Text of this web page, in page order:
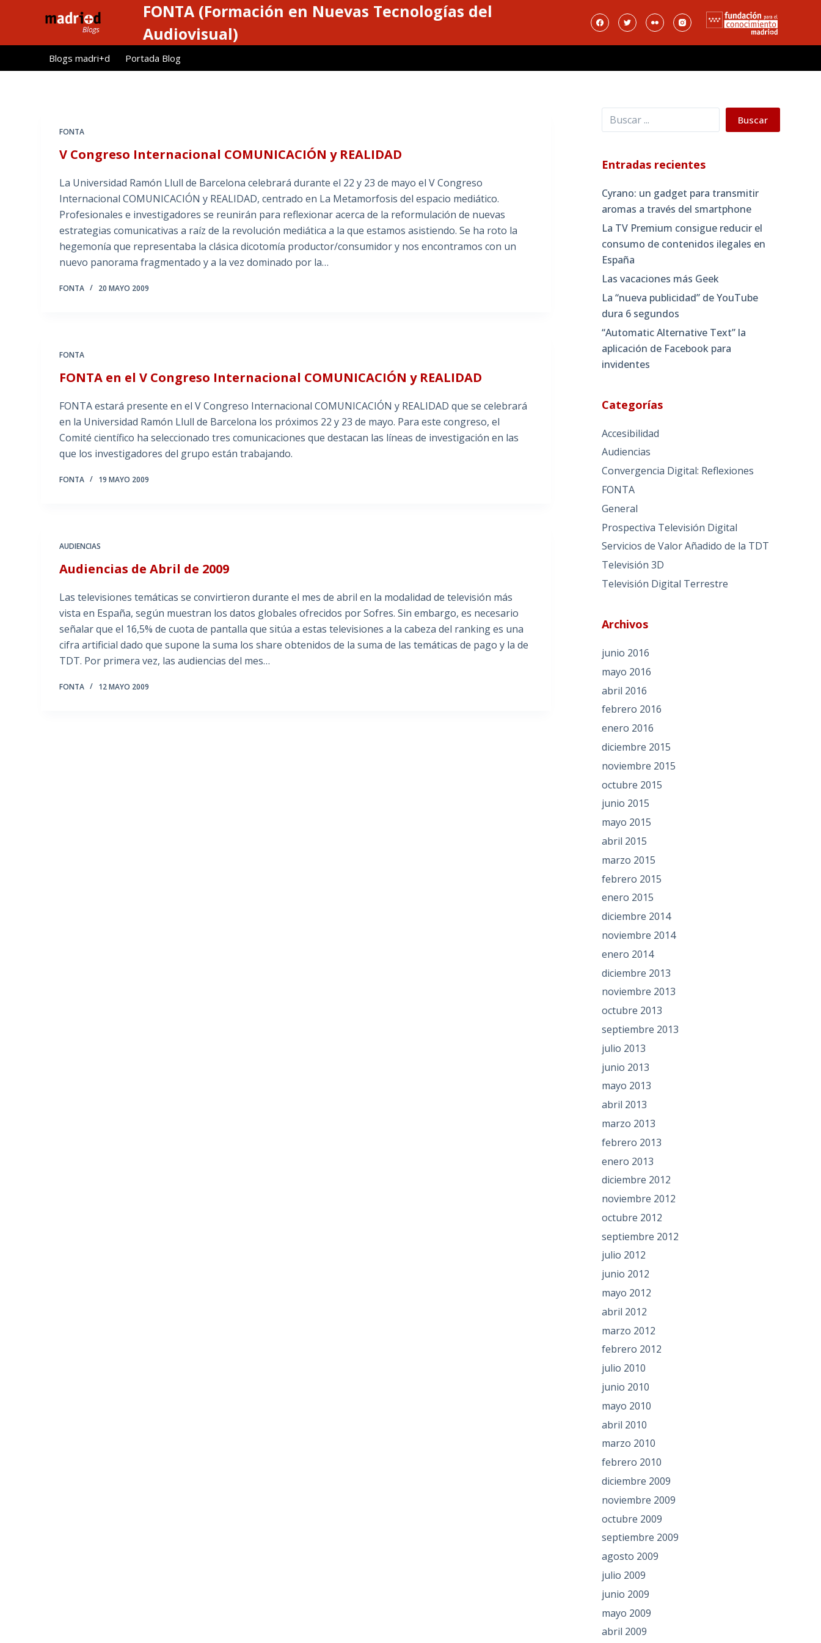
l
FONTA (Formación en Nuevas Tecnologías del
Audiovisual)
Blogs madri+d Portada Blog
FONTA
V Congreso Internacional COMUNICACIÓN y REALIDAD
La Universidad Ramón Llull de Barcelona celebrará durante el 22 y 23 de mayo el V Congreso
Internacional COMUNICACIÓN y REALIDAD, centrado en La Metamorfosis del espacio mediático.
Profesionales e investigadores se reunirán para reflexionar acerca de la reformulación de nuevas
estrategias comunicativas a raíz de la revolución mediática a la que estamos asistiendo. Se ha roto la
hegemonía que representaba la clásica dicotomía productor/consumidor y nos encontramos con un
nuevo panorama fragmentado y a la vez dominado por la…
FONTA 20 MAYO 2009
FONTA
FONTA en el V Congreso Internacional COMUNICACIÓN y REALIDAD
FONTA estará presente en el V Congreso Internacional COMUNICACIÓN y REALIDAD que se celebrará
en la Universidad Ramón Llull de Barcelona los próximos 22 y 23 de mayo. Para este congreso, el
Comité científico ha seleccionado tres comunicaciones que destacan las líneas de investigación en las
que los investigadores del grupo están trabajando.
FONTA 19 MAYO 2009
AUDIENCIAS
Audiencias de Abril de 2009
Las televisiones temáticas se convirtieron durante el mes de abril en la modalidad de televisión más
vista en España, según muestran los datos globales ofrecidos por Sofres. Sin embargo, es necesario
señalar que el 16,5% de cuota de pantalla que sitúa a estas televisiones a la cabeza del ranking es una
cifra artificial dado que supone la suma los share obtenidos de la suma de las temáticas de pago y la de
TDT. Por primera vez, las audiencias del mes…
FONTA 12 MAYO 2009
Buscar Buscar
Entradas recientes
Cyrano: un gadget para transmitir
aromas a través del smartphone
La TV Premium consigue reducir el
consumo de contenidos ilegales en
España
Las vacaciones más Geek
La “nueva publicidad” de YouTube
dura 6 segundos
“Automatic Alternative Text” la
aplicación de Facebook para
invidentes
Categorías
Accesibilidad
Audiencias
Convergencia Digital: Reflexiones
FONTA
General
Prospectiva Televisión Digital
Servicios de Valor Añadido de la TDT
Televisión 3D
Televisión Digital Terrestre
Archivos
junio 2016
mayo 2016
abril 2016
febrero 2016
enero 2016
diciembre 2015
noviembre 2015
octubre 2015
junio 2015
mayo 2015
abril 2015
marzo 2015
febrero 2015
enero 2015
diciembre 2014
noviembre 2014
enero 2014
diciembre 2013
noviembre 2013
octubre 2013
septiembre 2013
julio 2013
junio 2013
mayo 2013
abril 2013
marzo 2013
febrero 2013
enero 2013
diciembre 2012
noviembre 2012
octubre 2012
septiembre 2012
julio 2012
junio 2012
mayo 2012
abril 2012
marzo 2012
febrero 2012
julio 2010
junio 2010
mayo 2010
abril 2010
marzo 2010
febrero 2010
diciembre 2009
noviembre 2009
octubre 2009
septiembre 2009
agosto 2009
julio 2009
junio 2009
mayo 2009
abril 2009